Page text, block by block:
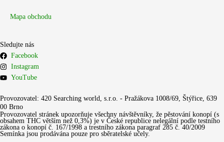
Mapa obchodu
Sledujte nás
Facebook
Instagram
YouTube
Provozovatel: 420 Searching world, s.r.o. - Pražákova 1008/69, Štýřice, 639
00 Brno
Provozovatel stránek upozorňuje všechny návštěvníky, že pěstování konopí (s
obsahem THC větším než 0,3%) je v České republice nelegální podle testního
zákona o konopí č. 167/1998 a trestního zákona paragraf 285 č. 40/2009
Semínka jsou prodávána pouze pro sběratelské učely.